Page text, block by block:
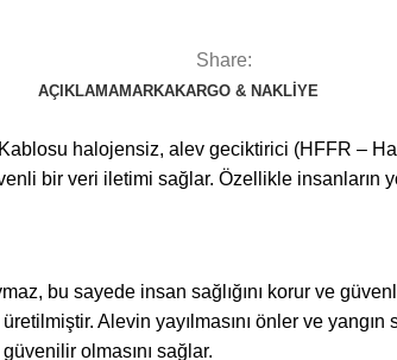
Share:
AÇIKLAMAMARKAKARGO & NAKLIYE
halojensiz, alev geciktirici (HFFR –
bir veri iletimi sağlar. Özellikle
bu sayede insan sağlığını korur ve
Alevin yayılmasını önler ve yangın
olmasını sağlar.